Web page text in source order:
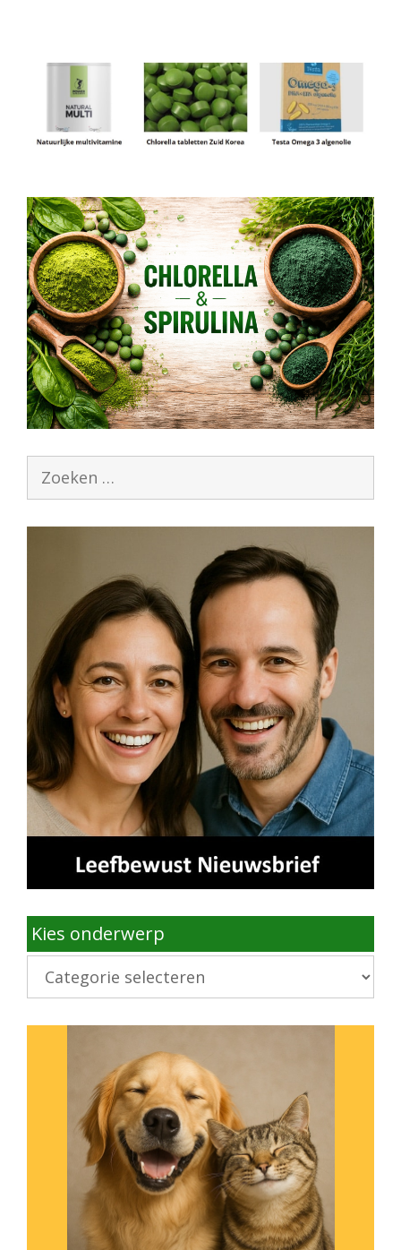
Zoek
Kies onderwerp
Kies
onderwerp